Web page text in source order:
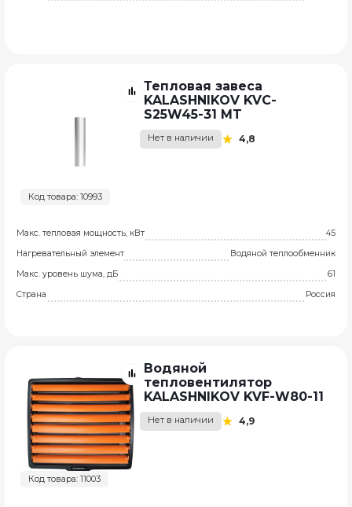
Код товара: 10993
Тепловая завеса
KALASHNIKOV KVC-
S25W45-31 MT
Нет в наличии 4,8
Макс. тепловая мощность, кВт
45
Нагревательный элемент
Водяной теплообменник
Макс. уровень шума, дБ
61
Страна
Россия
Код товара: 11003
Водяной
тепловентилятор
KALASHNIKOV KVF-W80-11
Нет в наличии 4,9